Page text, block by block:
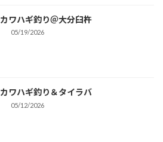
カワハギ釣り＠大分臼杵
05/19/2026
カワハギ釣り＆タイラバ
05/12/2026